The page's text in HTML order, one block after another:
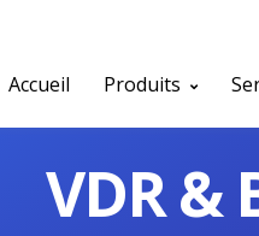
Accueil Produits
VDR &